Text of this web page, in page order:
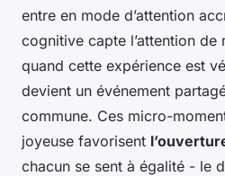
entre en mode d’attention
cognitive capte l’attention de
quand cette expérience est
devient un événement
commune. Ces micro-
joyeuse favorisent
chacun se sent à égalité - le